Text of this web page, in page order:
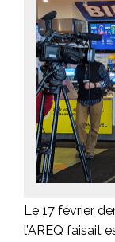
Le 17 février
l’AREQ faisait